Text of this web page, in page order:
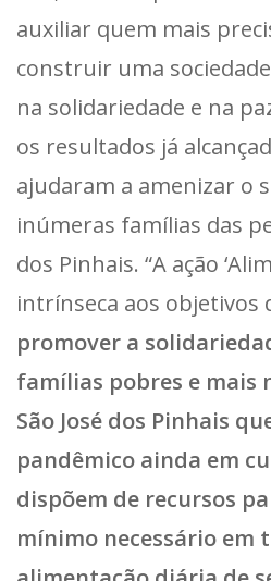
auxiliar quem mais
construir uma
na solidariedade e na
os resultados já
ajudaram a amenizar o
inúmeras famílias das
dos Pinhais. “A ação
intrínseca aos objetivos
promover a
famílias pobres e mais
São José dos Pinhais
pandêmico ainda em
dispõem de recursos
mínimo necessário em